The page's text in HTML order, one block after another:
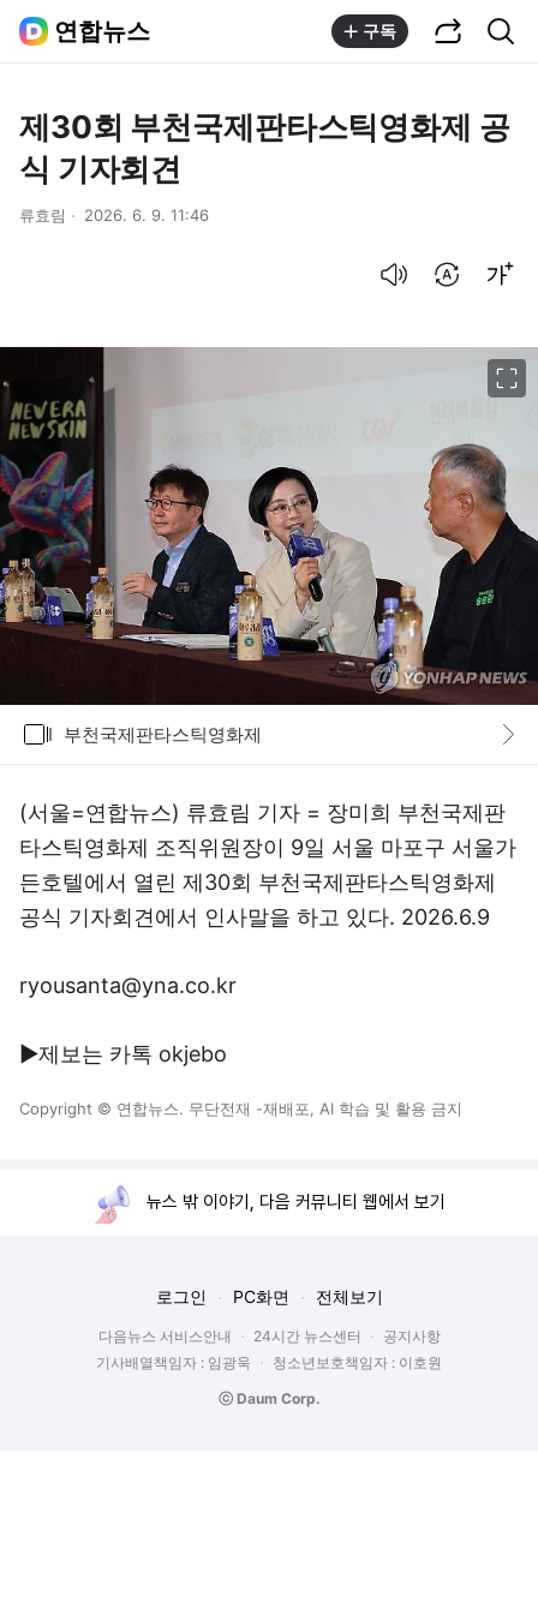
연합뉴스 구독
제30회 부천국제판타스틱영화제 공
식 기자회견
류효림 2026. 6. 9. 11:46
부천국제판타스틱영화제
(서울=연합뉴스) 류효림 기자 = 장미희 부천국제판
타스틱영화제 조직위원장이 9일 서울 마포구 서울가
든호텔에서 열린 제30회 부천국제판타스틱영화제
공식 기자회견에서 인사말을 하고 있다. 2026.6.9
ryousanta@yna.co.kr
▶제보는 카톡 okjebo
Copyright © 연합뉴스. 무단전재 -재배포, AI 학습 및 활용 금지
뉴스 밖 이야기, 다음 커뮤니티 웹에서 보기
로그인 PC화면 전체보기
다음뉴스 서비스안내 24시간 뉴스센터
공지사항
기사배열책임자 : 임광욱
청소년보호책임자 : 이호원
ⓒ Daum Corp.